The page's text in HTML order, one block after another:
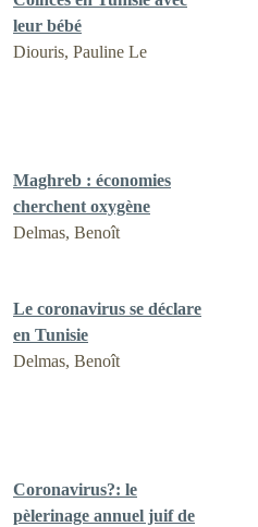
leur bébé
Diouris, Pauline Le
Maghreb : économies
cherchent oxygène
Delmas, Benoît
Le coronavirus se déclare
en Tunisie
Delmas, Benoît
Coronavirus?: le
pèlerinage annuel juif de